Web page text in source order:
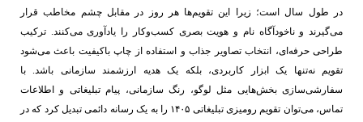
در طول سال است؛ زیرا این تقویم‌ها هر روز در مقابل چشم مخاطب قرار
می‌گیرند و ناخودآگاه نام و هویت بصری کسب‌وکار را یادآوری می‌کنند. ترکیب
طراحی حرفه‌ای، انتخاب تصاویر جذاب و استفاده از چاپ باکیفیت باعث می‌شود
تقویم نه‌تنها یک ابزار کاربردی، بلکه یک هدیه ارزشمند سازمانی باشد. با
سفارشی‌سازی بخش‌هایی مثل لوگو، رنگ سازمانی، پیام تبلیغاتی و اطلاعات
تماس، می‌توان تقویم رومیزی تبلیغاتی ۱۴۰۵ را به یک رسانه دائمی تبدیل کرد که در